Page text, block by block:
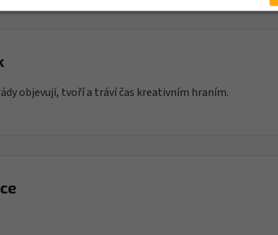
objevují, tvoří a tráví čas kreativním hraním.